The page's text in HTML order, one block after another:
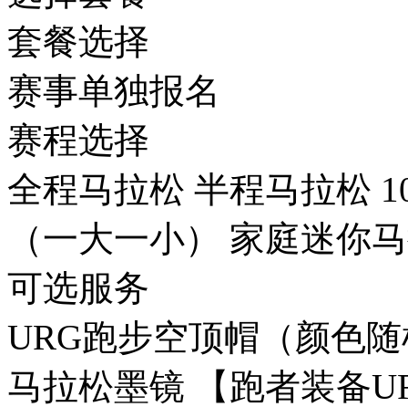
套餐选择
赛事单独报名
赛程选择
全程马拉松 半程马拉松
（一大一小） 家庭迷你
可选服务
URG跑步空顶帽（颜色
马拉松墨镜
【跑者装备